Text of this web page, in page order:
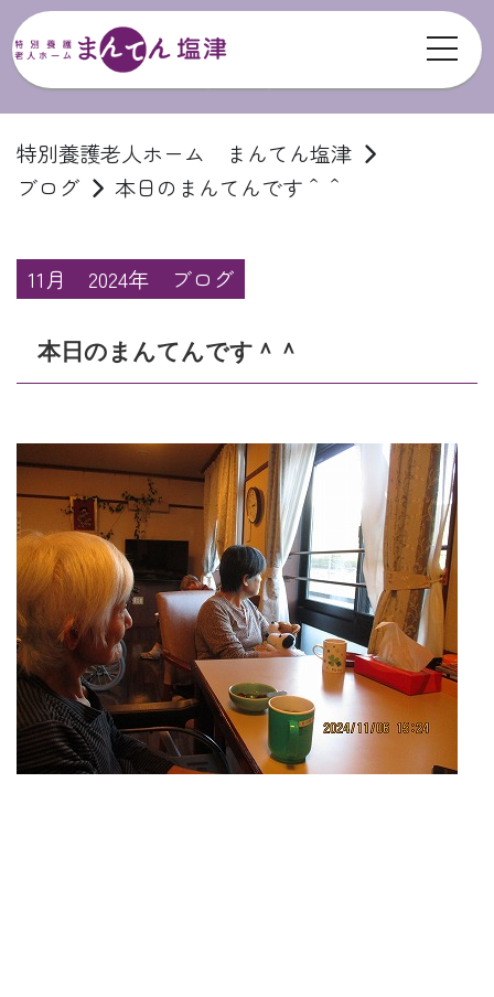
特別養護老人ホーム まんてん塩津
ブログ
本日のまんてんです＾＾
11月 2024年 ブログ
本日のまんてんです＾＾